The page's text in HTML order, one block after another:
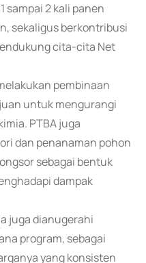
sampai 2 kali panen
sekaligus berkontribusi
cita-cita Net
pembinaan
untuk mengurangi
PTBA juga
dan penanaman pohon
sebagai bentuk
dampak
juga dianugerahi
program, sebagai
yang konsisten